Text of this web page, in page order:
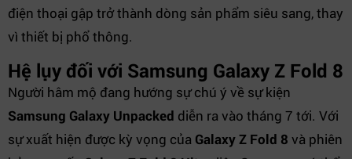
điện thoại gập trở thành dòng sản phẩm siêu sang, thay
vì thiết bị phổ thông.
Hệ lụy đối với Samsung Galaxy Z Fold 8
Người hâm mộ đang hướng sự chú ý về sự kiện
Samsung Galaxy Unpacked diễn ra vào tháng 7 tới. Với
sự xuất hiện được kỳ vọng của Galaxy Z Fold 8 và phiên